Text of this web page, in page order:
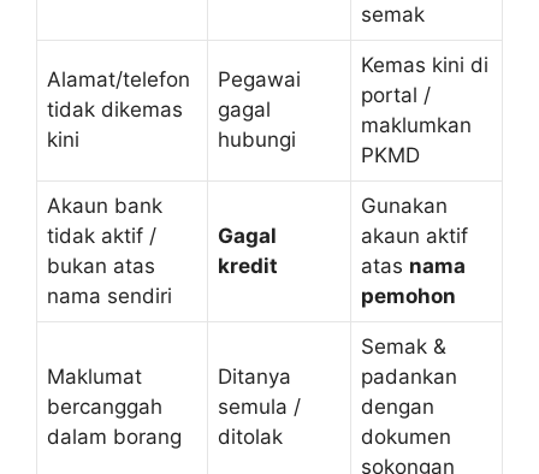
semak
Alamat/telefon
tidak dikemas
kini
Pegawai
gagal
hubungi
Kemas kini di
portal /
maklumkan
PKMD
Akaun bank
tidak aktif /
bukan atas
nama sendiri
Gagal
kredit
Gunakan
akaun aktif
atas nama
pemohon
Maklumat
bercanggah
dalam borang
Ditanya
semula /
ditolak
Semak &
padankan
dengan
dokumen
sokongan